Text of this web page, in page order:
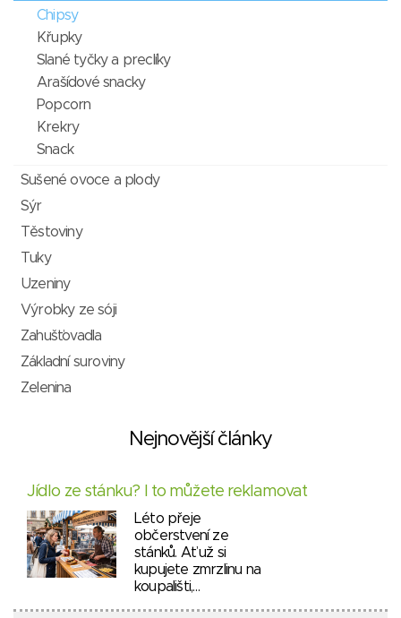
Chipsy
Křupky
Slané tyčky a preclíky
Arašídové snacky
Popcorn
Krekry
Snack
Sušené ovoce a plody
Sýr
Těstoviny
Tuky
Uzeniny
Výrobky ze sóji
Zahušťovadla
Základní suroviny
Zelenina
Nejnovější články
Jídlo ze stánku? I to můžete reklamovat
Léto přeje
občerstvení ze
stánků. Ať už si
kupujete zmrzlinu na
koupališti,…